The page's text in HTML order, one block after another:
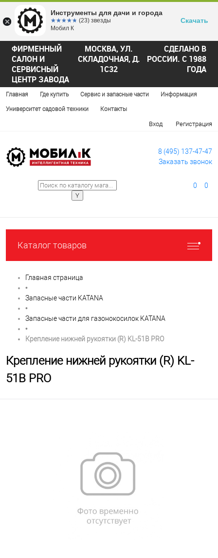
ФИРМЕННЫЙ
САЛОН И
СЕРВИСНЫЙ
ЦЕНТР ЗАВОДА
МОСКВА, УЛ.
СКЛАДОЧНАЯ, Д.
1С32
СДЕЛАНО В
РОССИИ. С 1988
ГОДА
Главная Где купить Сервис и запасные части Информация
Университет садовой техники Контакты
Вход Регистрация
8 (495) 137-47-47
Заказать звонок
0 0
Каталог товаров
Главная страница
•
Запасные части KATANA
•
Запасные части для газонокосилок KATANA
•
Крепление нижней рукоятки (R) KL-51B PRO
Крепление нижней рукоятки (R) KL-
51B PRO
Инструменты для дачи и города
☆☆☆☆☆
★★★★★ (23) звезды
Мобил К
Скачать